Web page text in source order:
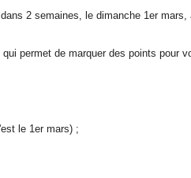
2 semaines, le dimanche 1er
permet de marquer des points
le 1er mars) ;